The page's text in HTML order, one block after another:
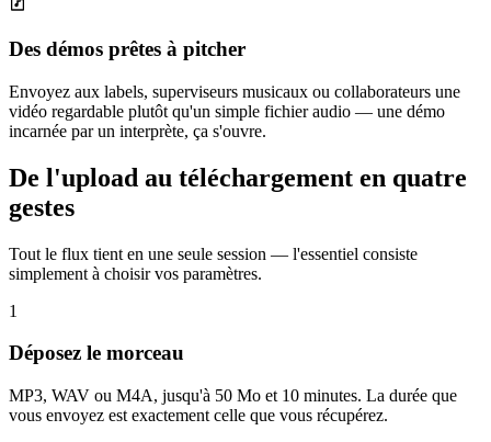
Des démos prêtes à pitcher
Envoyez aux labels, superviseurs musicaux ou collaborateurs une
vidéo regardable plutôt qu'un simple fichier audio — une démo
incarnée par un interprète, ça s'ouvre.
De l'upload au téléchargement en quatre
gestes
Tout le flux tient en une seule session — l'essentiel consiste
simplement à choisir vos paramètres.
1
Déposez le morceau
MP3, WAV ou M4A, jusqu'à 50 Mo et 10 minutes. La durée que
vous envoyez est exactement celle que vous récupérez.